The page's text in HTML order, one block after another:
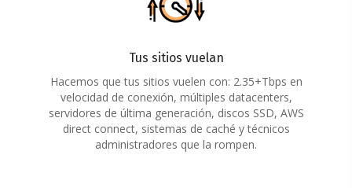
Tus sitios vuelan
Hacemos que tus sitios vuelen con: 2.35+Tbps en
velocidad de conexión, múltiples datacenters,
servidores de última generación, discos SSD, AWS
direct connect, sistemas de caché y técnicos
administradores que la rompen.